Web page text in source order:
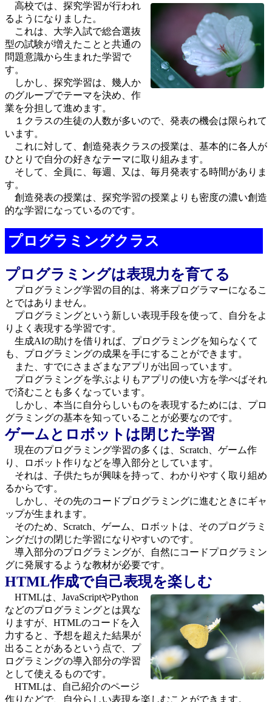
高校では、探究学習が行われ
るようになりました。
これは、大学入試で総合選抜
型の試験が増えたことと共通の
問題意識から生まれた学習で
す。
しかし、探究学習は、幾人か
のグループでテーマを決め、作
業を分担して進めます。
１クラスの生徒の人数が多いので、発表の機会は限られて
います。
これに対して、創造発表クラスの授業は、基本的に各人が
ひとりで自分の好きなテーマに取り組みます。
そして、全員に、毎週、又は、毎月発表する時間がありま
す。
創造発表の授業は、探究学習の授業よりも密度の濃い創造
的な学習になっているのです。
プログラミングクラス
プログラミングは表現力を育てる
プログラミング学習の目的は、将来プログラマーになるこ
とではありません。
プログラミングという新しい表現手段を使って、自分をよ
りよく表現する学習です。
生成AIの助けを借りれば、プログラミングを知らなくて
も、プログラミングの成果を手にすることができます。
また、すでにさまざまなアプリが出回っています。
プログラミングを学ぶよりもアプリの使い方を学べばそれ
で済むことも多くなっています。
しかし、本当に自分らしいものを表現するためには、プロ
グラミングの基本を知っていることが必要なのです。
ゲームとロボットは閉じた学習
現在のプログラミング学習の多くは、Scratch、ゲーム作
り、ロボット作りなどを導入部分としています。
それは、子供たちが興味を持って、わかりやすく取り組め
るからです。
しかし、その先のコードプログラミングに進むときにギャ
ップが生まれます。
そのため、Scratch、ゲーム、ロボットは、そのプログラミ
ングだけの閉じた学習になりやすいのです。
導入部分のプログラミングが、自然にコードプログラミン
グに発展するような教材が必要です。
HTML作成で自己表現を楽しむ
HTMLは、JavaScriptやPython
などのプログラミングとは異な
りますが、HTMLのコードを入
力すると、予想を超えた結果が
出ることがあるという点で、プ
ログラミングの導入部分の学習
として使えるものです。
HTMLは、自己紹介のページ
作りなどで、自分らしい表現を楽しむことができます。